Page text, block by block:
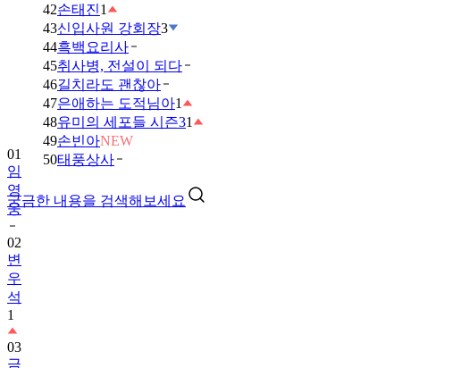
42손태진1
43신입사원 강회장3
44흑백요리사
45취사병, 전설이 되다
46길치라도 괜찮아
47은애하는 도적님아1
48유미의 세포들 시즌31
49손빈아NEW
50태풍상사
궁금한 내용을 검색해보세요
01
임
영
웅
02
변
우
석
1
03
금